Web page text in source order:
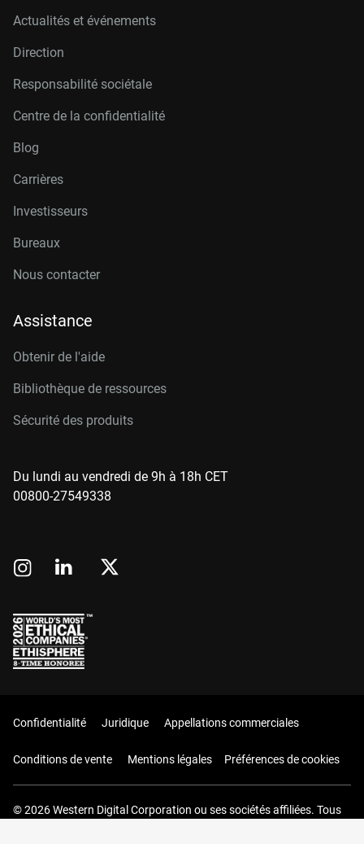
Actualités et événements
Direction
Responsabilité sociétale
Centre de la confidentialité
Blog
Carrières
Investisseurs
Bureaux
Nous contacter
Assistance
Obtenir de l'aide
Bibliothèque de ressources
Sécurité des produits
Du lundi au vendredi de 9h à 18h CET
00800-27549338
Confidentialité Juridique Appellations commerciales
Conditions de vente Mentions légales Préférences de cookies
© 2026 Western Digital Corporation ou ses sociétés affiliées. Tous